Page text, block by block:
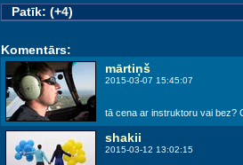
Patīk: (+4)
Komentārs:
mārtiņš
2015-03-07 15:45:07
tā cena ar instruktoru vai bez?
shakii
2015-03-12 13:02:15